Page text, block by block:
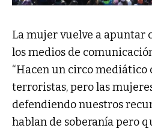
La mujer vuelve a apuntar
los medios de
“Hacen un circo mediático
terroristas, pero las
defendiendo nuestros
hablan de soberanía pero